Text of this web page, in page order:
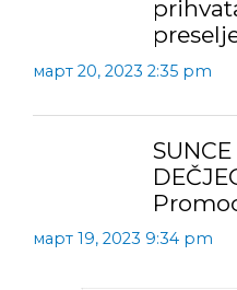
март 20, 2023 2:35 pm
март 19, 2023 9:34 pm